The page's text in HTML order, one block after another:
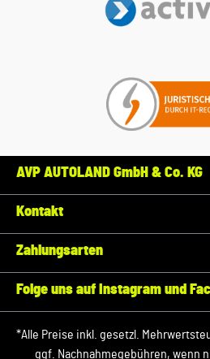
AVP AUTOLAND GmbH & Co. KG
Kontakt
Zahlungsarten
Folge uns auf Instagram und
*Alle Preise inkl. gesetzl.
ggf. Nachnahmegebühren, wenn